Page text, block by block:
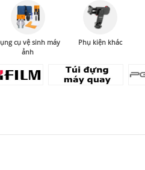
cụ vệ sinh máy
ảnh
Phụ kiện khác